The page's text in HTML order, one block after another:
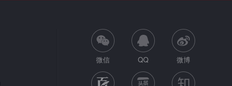
微信 QQ 微博